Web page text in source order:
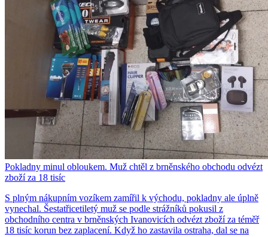
Pokladny minul obloukem. Muž chtěl z brněnského obchodu odvézt
zboží za 18 tisíc
S plným nákupním vozíkem zamířil k východu, pokladny ale úplně
vynechal. Šestatřicetiletý muž se podle strážníků pokusil z
obchodního centra v brněnských Ivanovicích odvézt zboží za téměř
18 tisíc korun bez zaplacení. Když ho zastavila ostraha, dal se na